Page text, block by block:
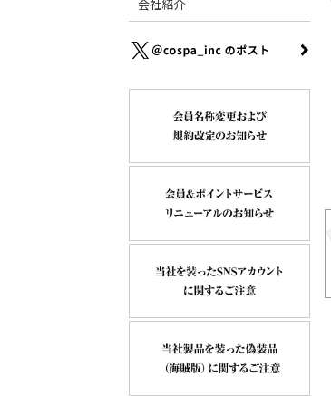
会社紹介